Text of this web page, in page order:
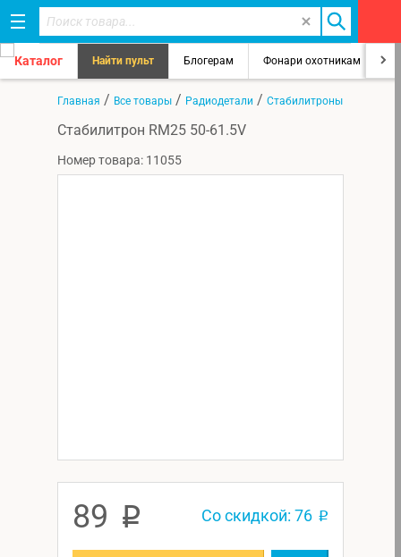
Каталог Найти пульт Блогерам Фонари охотникам
Главная / Все товары / Радиодетали / Стабилитроны
Стабилитрон RM25 50-61.5V
Номер товара: 11055
89 p Со скидкой: 76 p